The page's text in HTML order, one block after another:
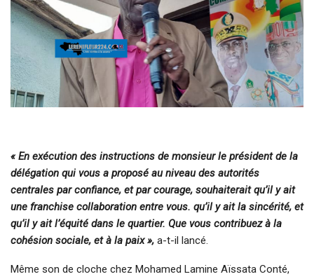
« En exécution des instructions de monsieur le président de la
délégation qui vous a proposé au niveau des autorités
centrales par confiance, et par courage, souhaiterait qu’il y ait
une franchise collaboration entre vous. qu’il y ait la sincérité, et
qu’il y ait l’équité dans le quartier. Que vous contribuez à la
cohésion sociale, et à la paix », a-t-il lancé.
Même son de cloche chez Mohamed Lamine Aïssata Conté,